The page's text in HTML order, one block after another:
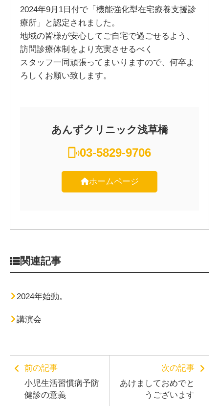
2024年9月1日付で「機能強化型在宅療養支援診
療所」と認定されました。
地域の皆様が安心してご自宅で過ごせるよう、
訪問診療体制をより充実させるべく
スタッフ一同頑張ってまいりますので、何卒よ
ろしくお願い致します。
あんずクリニック浅草橋
03-5829-9706
ホームページ
関連記事
2024年始動。
講演会
前の記事
小児生活習慣病予防
健診の意義
次の記事
あけましておめでと
うございます